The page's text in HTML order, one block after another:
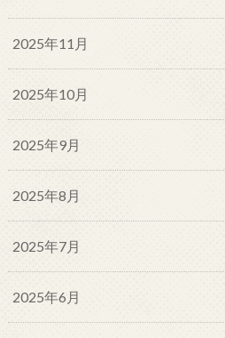
2025年11月
2025年10月
2025年9月
2025年8月
2025年7月
2025年6月